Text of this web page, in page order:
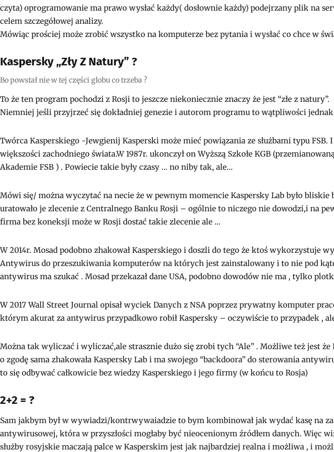
czyta) oprogramowanie ma prawo wysłać każdy( dosłownie każdy) podejrzany plik na
celem szczegółowej analizy.
Mówiąc prościej może zrobić wszystko na komputerze bez pytania i wysłać co chce w
Kaspersky „zły Z Natury” ?
Bo powstał nie w tej części globu co trzeba ?
To że ten program pochodzi z Rosji to jeszcze niekoniecznie znaczy że jest “złe z natury”.
Niemniej jeśli przyjrzeć się dokładniej genezie i autorom programu to wątpliwości jednak
Twórca Kasperskiego -Jewgienij Kasperski może mieć powiązania ze służbami typu FSB.
większości zachodniego świata.W 1987r. ukonczył on Wyższą Szkołe KGB
Akademie FSB ) . Powiecie takie były czasy … no niby tak, ale…
Mówi się/ można wyczytać na necie że w pewnym momencie Kaspersky Lab było bliskie
uratowało je zlecenie z Centralnego Banku Rosji – ogólnie to niczego nie dowodzi,i na
firma bez koneksji może w Rosji dostać takie zlecenie ale …
W 2014r. Mosad podobno zhakował Kasperskiego i doszli do tego że ktoś wykorzystuje
Antywirus do przeszukiwania komputerów na których jest zainstalowany i to nie pod
antywirus ma szukać . Mosad przekazał dane USA, podobno dowodów nie ma , tylko
W 2017 Wall Street Journal opisał wyciek Danych z NSA poprzez prywatny komputer
którym akurat za antywirus przypadkowo robił Kaspersky – oczywiście to przypadek ,
Można tak wyliczać i wyliczać,ale strasznie dużo się zrobi tych “Ale” . Możliwe też jest że
o zgodę sama zhakowała Kaspersky Lab i ma swojego “backdoora” do sterowania
to się odbywać całkowicie bez wiedzy Kasperskiego i jego firmy (w końcu to Rosja)
2+2 = ?
Sam jakbym był w wywiadzi/kontrwywaiadzie to bym kombinował jak wydać kasę na
antywirusowej, która w przyszłości mogłaby być nieocenionym źródłem danych. Więc
służby rosyjskie maczają palce w Kasperskim jest jak najbardziej realna i możliwa , i